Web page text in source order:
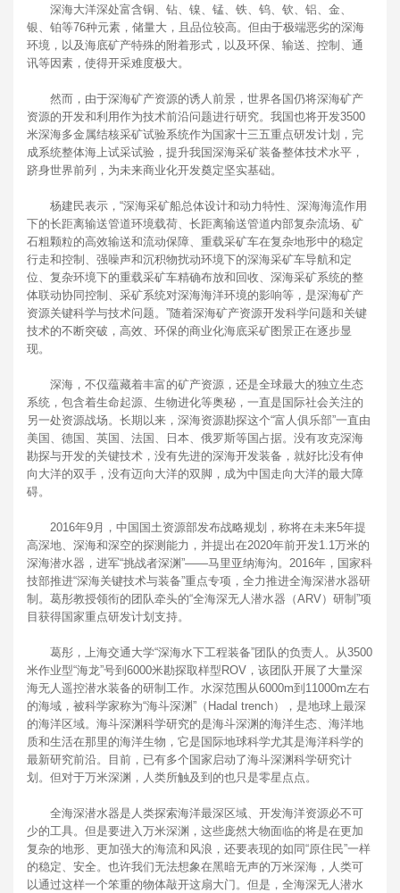
深海大洋深处富含铜、钻、镍、锰、铁、钨、钦、铝、金、
银、铂等76种元素，储量大，且品位较高。但由于极端恶劣的深海
环境，以及海底矿产特殊的附着形式，以及环保、输送、控制、通
讯等因素，使得开采难度极大。
然而，由于深海矿产资源的诱人前景，世界各国仍将深海矿产
资源的开发和利用作为技术前沿问题进行研究。我国也将开发3500
米深海多金属结核采矿试验系统作为国家十三五重点研发计划，完
成系统整体海上试采试验，提升我国深海采矿装备整体技术水平，
跻身世界前列，为未来商业化开发奠定坚实基础。
杨建民表示，“深海采矿船总体设计和动力特性、深海海流作用
下的长距离输送管道环境载荷、长距离输送管道内部复杂流场、矿
石粗颗粒的高效输送和流动保障、重载采矿车在复杂地形中的稳定
行走和控制、强噪声和沉积物扰动环境下的深海采矿车导航和定
位、复杂环境下的重载采矿车精确布放和回收、深海采矿系统的整
体联动协同控制、采矿系统对深海海洋环境的影响等，是深海矿产
资源关键科学与技术问题。”随着深海矿产资源开发科学问题和关键
技术的不断突破，高效、环保的商业化海底采矿图景正在逐步显
现。
深海，不仅蕴藏着丰富的矿产资源，还是全球最大的独立生态
系统，包含着生命起源、生物进化等奥秘，一直是国际社会关注的
另一处资源战场。长期以来，深海资源勘探这个“富人俱乐部”一直由
美国、德国、英国、法国、日本、俄罗斯等国占据。没有攻克深海
勘探与开发的关键技术，没有先进的深海开发装备，就好比没有伸
向大洋的双手，没有迈向大洋的双脚，成为中国走向大洋的最大障
碍。
2016年9月，中国国土资源部发布战略规划，称将在未来5年提
高深地、深海和深空的探测能力，并提出在2020年前开发1.1万米的
深海潜水器，进军“挑战者深渊”——马里亚纳海沟。2016年，国家科
技部推进“深海关键技术与装备”重点专项，全力推进全海深潜水器研
制。葛彤教授领衔的团队牵头的“全海深无人潜水器（ARV）研制”项
目获得国家重点研发计划支持。
葛彤，上海交通大学“深海水下工程装备”团队的负责人。从3500
米作业型“海龙”号到6000米勘探取样型ROV，该团队开展了大量深
海无人遥控潜水装备的研制工作。水深范围从6000m到11000m左右
的海域，被科学家称为“海斗深渊”（Hadal trench），是地球上最深
的海洋区域。海斗深渊科学研究的是海斗深渊的海洋生态、海洋地
质和生活在那里的海洋生物，它是国际地球科学尤其是海洋科学的
最新研究前沿。目前，已有多个国家启动了海斗深渊科学研究计
划。但对于万米深渊，人类所触及到的也只是零星点点。
全海深潜水器是人类探索海洋最深区域、开发海洋资源必不可
少的工具。但是要进入万米深渊，这些庞然大物面临的将是在更加
复杂的地形、更加强大的海流和风浪，还要表现的如同“原住民”一样
的稳定、安全。也许我们无法想象在黑暗无声的万米深海，人类可
以通过这样一个笨重的物体敲开这扇大门。但是，全海深无人潜水